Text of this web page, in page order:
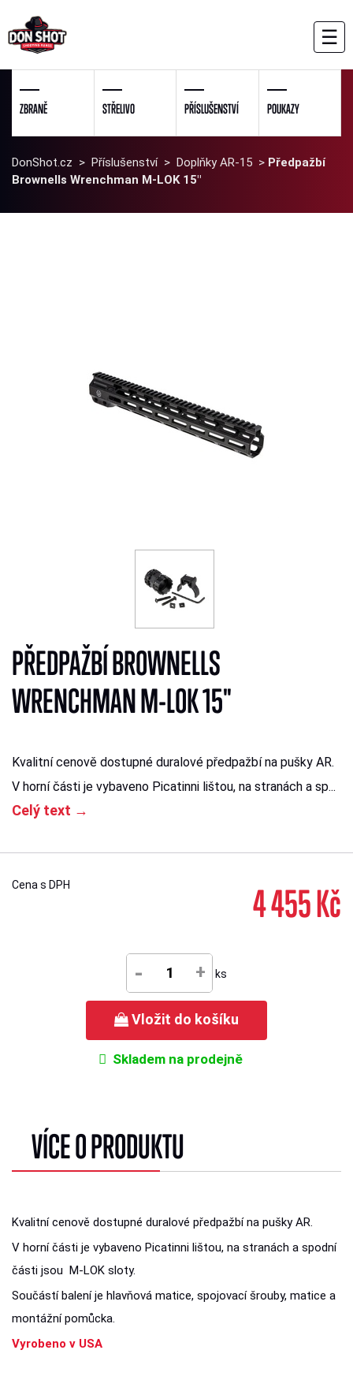
☰
ZBRANĚ STŘELIVO PŘÍSLUŠENSTVÍ POUKAZY
DonShot.cz > Příslušenství> Doplňky AR-15 > Předpažbí
Brownells Wrenchman M-LOK 15"
PŘEDPAŽBÍ BROWNELLS
WRENCHMAN M-LOK 15"
Kvalitní cenově dostupné duralové předpažbí na pušky AR.
V horní části je vybaveno Picatinni lištou, na stranách a sp...
Celý text →
Cena s DPH 4 455 Kč
- + ks
Vložit do košíku
Skladem na prodejně
VÍCE O PRODUKTU
Kvalitní cenově dostupné duralové předpažbí na pušky AR.
V horní části je vybaveno Picatinni lištou, na stranách a spodní
části jsou M-LOK sloty.
Součástí balení je hlavňová matice, spojovací šrouby, matice a
montážní pomůcka.
Vyrobeno v USA